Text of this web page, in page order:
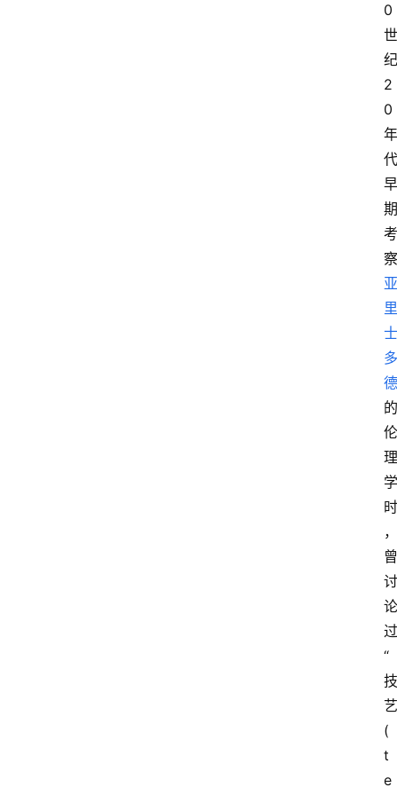
0
世
纪
2
0
年
代
早
期
考
察
亚
里
士
多
德
的
伦
理
学
时
，
曾
讨
论
过
“
技
艺
(
t
e